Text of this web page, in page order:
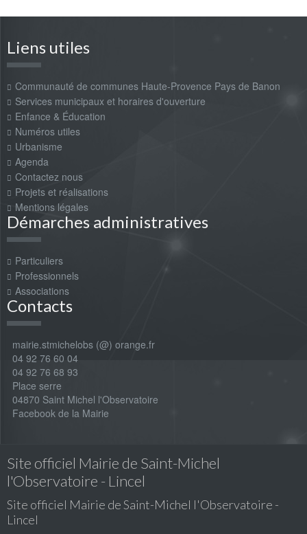
Liens utiles
Communauté de communes Haute-Provence Pays de Banon
Services municipaux et horaires d'ouverture
Enfance & Éducation
Numéros utiles
Urbanisme
Agenda
Contactez nous
Projets et réalisations
Mentions légales
Démarches administratives
Particuliers
Professionnels
Associations
Contacts
mairie.stmichelobs (@) orange.fr
04 92 76 60 04
04 92 76 68 93
Place serre
04870 Saint Michel l'Observatoire
Facebook de la Mairie
Site officiel Mairie de Saint-Michel
l'Observatoire - Lincel
Site officiel Mairie de Saint-Michel l'Observatoire -
Lincel